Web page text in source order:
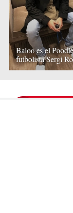
Baloo es el
futbolista Sergi